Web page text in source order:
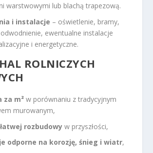
warstwowymi lub blachą trapezową.
i instalacje – oświetlenie, bramy,
ewentualne instalacje
i energetyczne.
ROLNICZYCH
za m² w porównaniu z tradycyjnym
murowanym,
rozbudowy w przyszłości,
odporne na korozję, śnieg i wiatr,